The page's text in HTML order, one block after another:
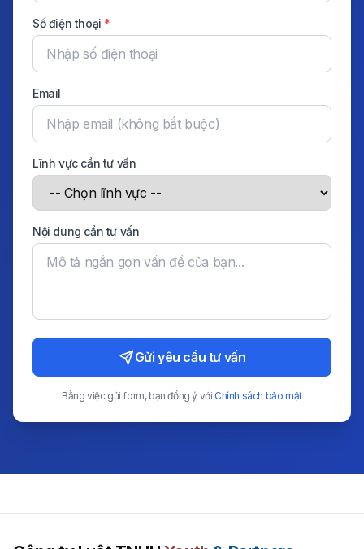
Số điện thoại *
Email
Lĩnh vực cần tư vấn
Nội dung cần tư vấn
Gửi yêu cầu tư vấn
Bằng việc gửi form, bạn đồng ý với Chính sách bảo mật